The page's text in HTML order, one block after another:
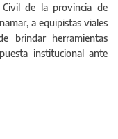
de la provincia de
a equipistas viales
brindar herramientas
institucional ante